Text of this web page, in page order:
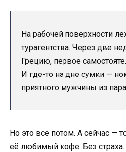
На рабочей поверхности
турагентства. Через две
Грецию, первое
И где-то на дне сумки —
приятного мужчины из
Но это всё потом. А сейчас —
её любимый кофе. Без страха.